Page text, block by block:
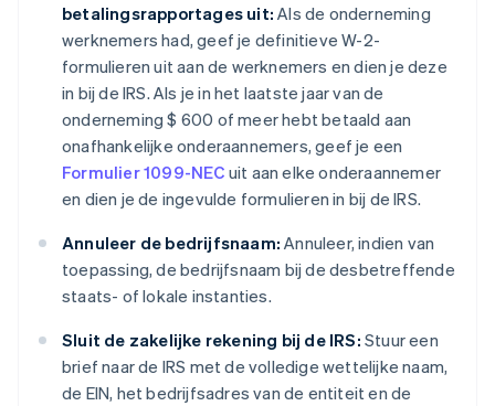
betalingsrapportages uit: Als de onderneming
werknemers had, geef je definitieve W-2-
formulieren uit aan de werknemers en dien je deze
in bij de IRS. Als je in het laatste jaar van de
onderneming $ 600 of meer hebt betaald aan
onafhankelijke onderaannemers, geef je een
Formulier 1099-NEC uit aan elke onderaannemer
en dien je de ingevulde formulieren in bij de IRS.
Annuleer de bedrijfsnaam: Annuleer, indien van
toepassing, de bedrijfsnaam bij de desbetreffende
staats- of lokale instanties.
Sluit de zakelijke rekening bij de IRS: Stuur een
brief naar de IRS met de volledige wettelijke naam,
de EIN, het bedrijfsadres van de entiteit en de